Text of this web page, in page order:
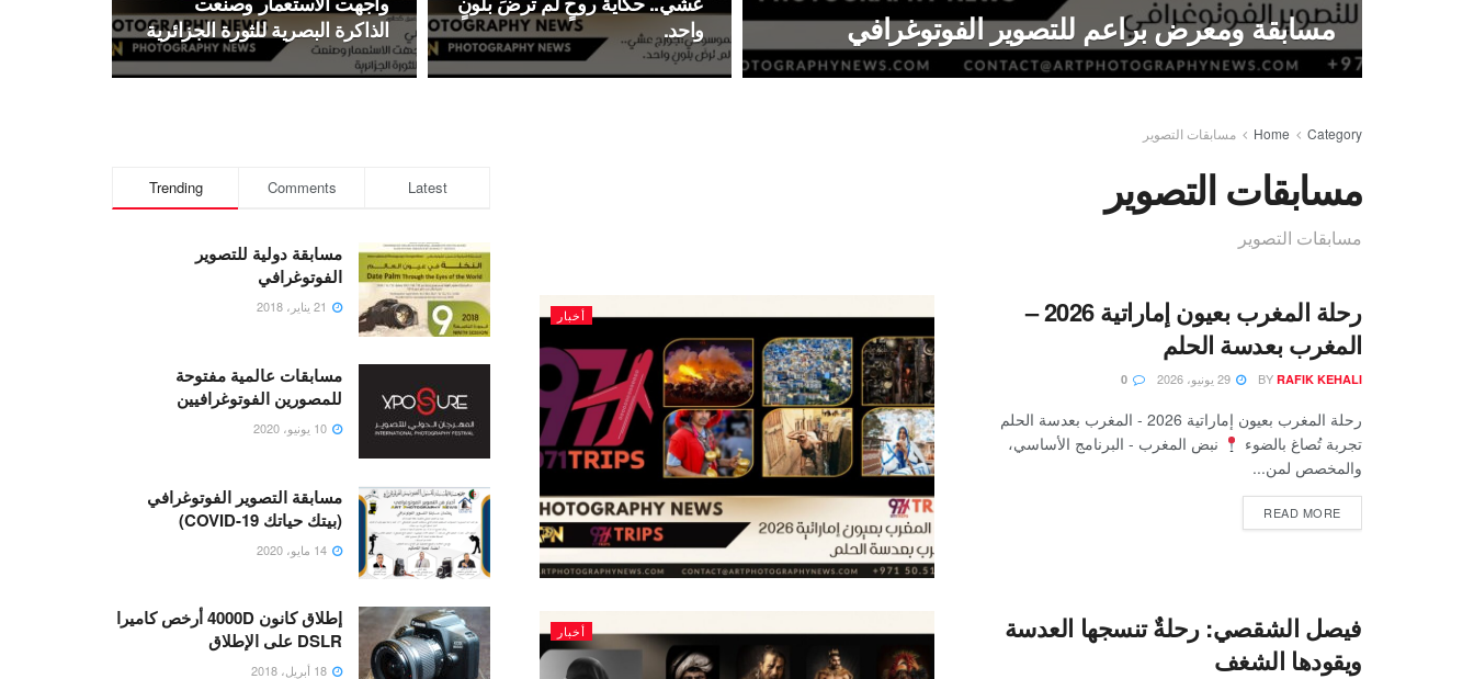
مسابقة ومعرض براعم للتصوير الفوتوغرافي
واحد.
الذاكرة البصرية للثورة الجزائرية
Home Category مسابقات التصوير
مسابقات التصوير
مسابقات التصوير
أخبار
رحلة المغرب بعيون إماراتية 2026 –
المغرب بعدسة الحلم
BY RAFIK KEHALI
رحلة المغرب بعيون إماراتية 2026 - المغرب بعدسة الحلم
تجربة تُصاغ بالضوء
نبض المغرب - البرنامج الأساسي،
والمخصص لمن...
READ MORE
أخبار
فيصل الشقصي: رحلةٌ تنسجها العدسة
ويقودها الشغف
Trending Comments Latest
مسابقة دولية للتصوير
الفوتوغرافي
مسابقات عالمية مفتوحة
للمصورين الفوتوغرافيين
مسابقة التصوير الفوتوغرافي
(بيتك حياتك COVID-19)
إطلاق كانون 4000D أرخص كاميرا
DSLR على الإطلاق